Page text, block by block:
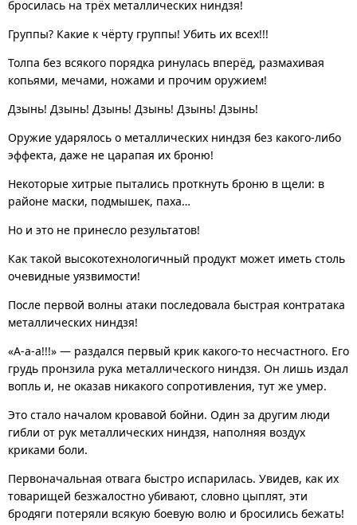
бросилась на трёх металлических ниндзя!
Группы? Какие к чёрту группы! Убить их всех!!!
Толпа без всякого порядка ринулась вперёд, размахивая
копьями, мечами, ножами и прочим оружием!
Дзынь! Дзынь! Дзынь! Дзынь! Дзынь! Дзынь!
Оружие ударялось о металлических ниндзя без какого-либо
эффекта, даже не царапая их броню!
Некоторые хитрые пытались проткнуть броню в щели: в
районе маски, подмышек, паха…
Но и это не принесло результатов!
Как такой высокотехнологичный продукт может иметь столь
очевидные уязвимости!
После первой волны атаки последовала быстрая контратака
металлических ниндзя!
«А-а-а!!!» — раздался первый крик какого-то несчастного. Его
грудь пронзила рука металлического ниндзя. Он лишь издал
вопль и, не оказав никакого сопротивления, тут же умер.
Это стало началом кровавой бойни. Один за другим люди
гибли от рук металлических ниндзя, наполняя воздух
криками боли.
Первоначальная отвага быстро испарилась. Увидев, как их
товарищей безжалостно убивают, словно цыплят, эти
бродяги потеряли всякую боевую волю и бросились бежать!